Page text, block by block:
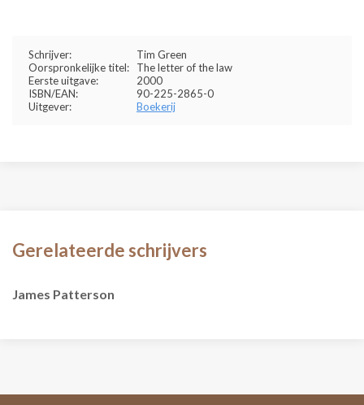
Schrijver:
Tim Green
Oorspronkelijke titel:
The letter of the law
Eerste uitgave:
2000
ISBN/EAN:
90-225-2865-0
Uitgever:
Boekerij
Gerelateerde schrijvers
James Patterson